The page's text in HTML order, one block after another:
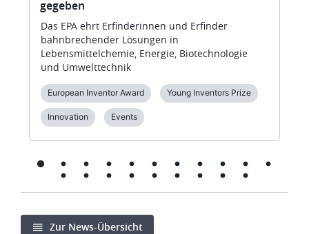
gegeben
Das EPA ehrt Erfinderinnen und Erfinder
bahnbrechender Lösungen in
Lebensmittelchemie, Energie, Biotechnologie
und Umwelttechnik
European Inventor Award Young Inventors Prize
Innovation Events
Zur News-Übersicht